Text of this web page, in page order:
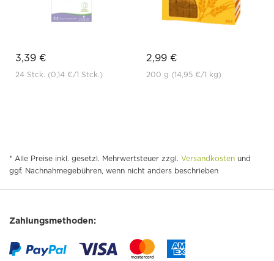
3,39 €
24 Stck. (0,14 €/1 Stck.)
2,99 €
200 g (14,95 €/1 kg)
* Alle Preise inkl. gesetzl. Mehrwertsteuer zzgl. Versandkosten und
ggf. Nachnahmegebühren, wenn nicht anders beschrieben
Zahlungsmethoden: